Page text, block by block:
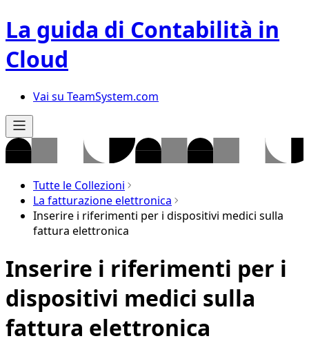
La guida di Contabilità in
Cloud
Vai su TeamSystem.com
Tutte le Collezioni
La fatturazione elettronica
Inserire i riferimenti per i dispositivi medici sulla
fattura elettronica
Inserire i riferimenti per i
dispositivi medici sulla
fattura elettronica